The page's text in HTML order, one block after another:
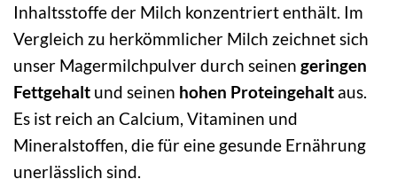
Inhaltsstoffe der Milch konzentriert enthält. Im
Vergleich zu herkömmlicher Milch zeichnet sich
unser Magermilchpulver durch seinen geringen
Fettgehalt und seinen hohen Proteingehalt aus.
Es ist reich an Calcium, Vitaminen und
Mineralstoffen, die für eine gesunde Ernährung
unerlässlich sind.